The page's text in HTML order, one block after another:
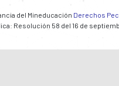
del Mineducación Derechos
Resolución 58 del 16 de